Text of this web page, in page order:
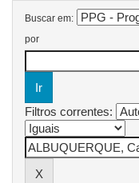
Buscar em:
por
Filtros correntes: